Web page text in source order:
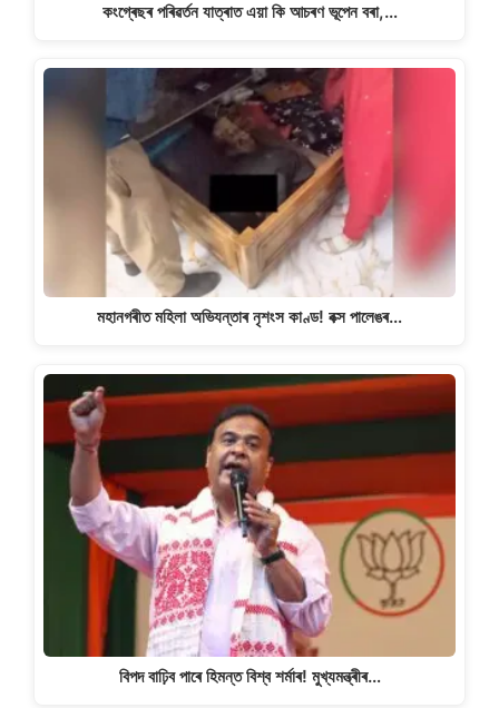
কংগ্ৰেছৰ পৰিৱৰ্তন যাত্ৰাত এয়া কি আচৰণ ভূপেন বৰা,…
মহানগৰীত মহিলা অভিযন্তাৰ নৃশংস কাণ্ড! বক্স পালেঙৰ…
বিপদ বাঢ়িব পাৰে হিমন্ত বিশ্ব শৰ্মাৰ! মুখ্যমন্ত্ৰীৰ…